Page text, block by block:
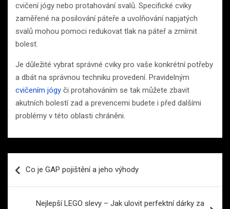
cvičení jógy nebo protahování svalů. Specifické cviky
zaměřené na posilování páteře a uvolňování napjatých
svalů mohou pomoci redukovat tlak na páteř a zmírnit
bolest.
Je důležité vybrat správné cviky pro vaše konkrétní potřeby
a dbát na správnou techniku provedení. Pravidelným
cvičením jógy či protahováním se tak můžete zbavit
akutních bolestí zad a prevencemi budete i před dalšími
problémy v této oblasti chráněni.
proCo je GAP pojištění a jeho výhody
Nejlepší LEGO slevy – Jak ulovit perfektní dárky za